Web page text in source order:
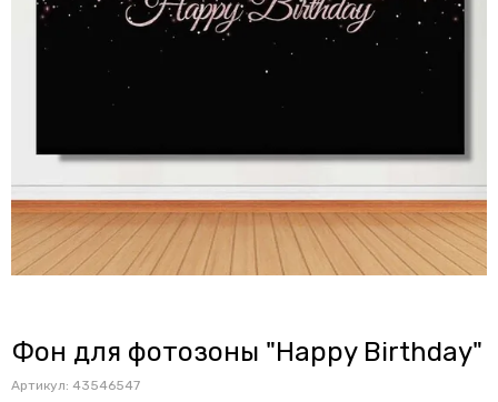
Фон для фотозоны "Happy Birthday"
Артикул: 43546547